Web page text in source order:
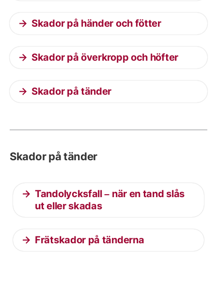
Skador på händer och fötter
Skador på överkropp och höfter
Skador på tänder
Skador på tänder
Tandolycksfall – när en tand slås
ut eller skadas
Frätskador på tänderna